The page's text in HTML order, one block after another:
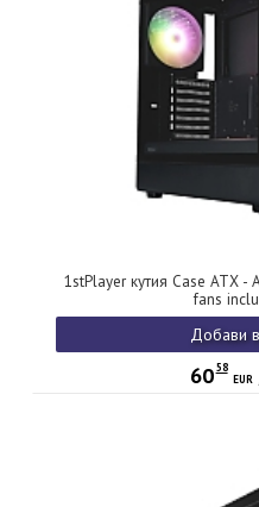
1stPlayer кутия Case ATX -
fans
Добави
60 58
EUR